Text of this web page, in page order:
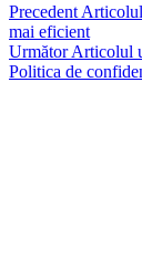
Precedent
mai eficient
Următor Articolul
Politica de